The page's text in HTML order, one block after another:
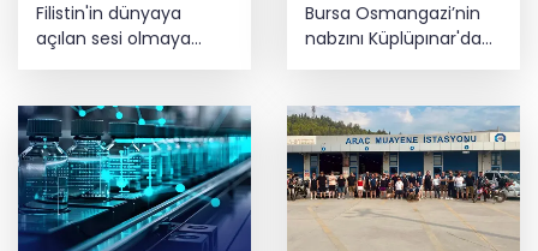
Filistin'in dünyaya
açılan sesi olmaya
devam edeceğiz
Bursa Osmangazi’nin
nabzını Küplüpınar'da
tuttu